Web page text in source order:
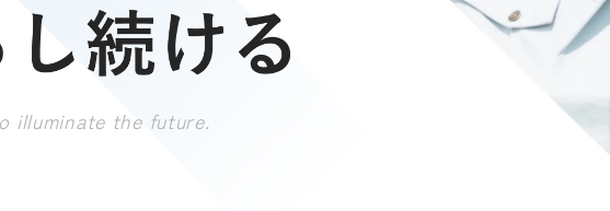
illuminate the future.